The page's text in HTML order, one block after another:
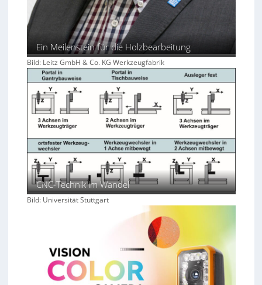
Ein Meilenstein für die Holzbearbeitung
Bild: Leitz GmbH & Co. KG Werkzeugfabrik
CNC-Technik im Wandel
Bild: Universität Stuttgart